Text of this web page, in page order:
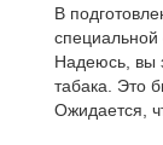
В
специальной
Надеюсь, вы
табака. Это
Ожидается,